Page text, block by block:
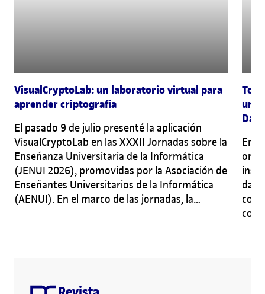
VisualCryptoLab: un laboratorio virtual para
aprender criptografía
El pasado 9 de julio presenté la aplicación
VisualCryptoLab en las XXXII Jornadas sobre la
Enseñanza Universitaria de la Informática
(JENUI 2026), promovidas por la Asociación de
Enseñantes Universitarios de la Informática
(AENUI). En el marco de las jornadas, la
cortos», también elaborado por profesorado
En